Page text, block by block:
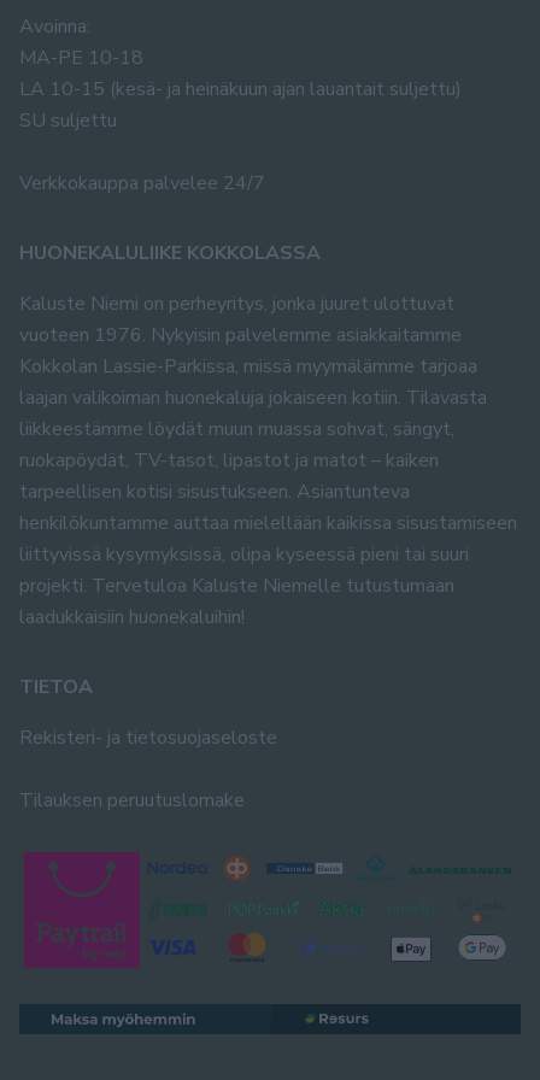
Avoinna:
MA-PE 10-18
LA 10-15 (kesä- ja heinäkuun ajan lauantait suljettu)
SU suljettu
Verkkokauppa palvelee 24/7
HUONEKALULIIKE KOKKOLASSA
Kaluste Niemi on perheyritys, jonka juuret ulottuvat
vuoteen 1976. Nykyisin palvelemme asiakkaitamme
Kokkolan Lassie-Parkissa, missä myymälämme tarjoaa
laajan valikoiman huonekaluja jokaiseen kotiin. Tilavasta
liikkeestämme löydät muun muassa sohvat, sängyt,
ruokapöydät, TV-tasot, lipastot ja matot – kaiken
tarpeellisen kotisi sisustukseen. Asiantunteva
henkilökuntamme auttaa mielellään kaikissa sisustamiseen
liittyvissä kysymyksissä, olipa kyseessä pieni tai suuri
projekti. Tervetuloa Kaluste Niemelle tutustumaan
laadukkaisiin huonekaluihin!
TIETOA
Rekisteri- ja tietosuojaseloste
Tilauksen peruutuslomake